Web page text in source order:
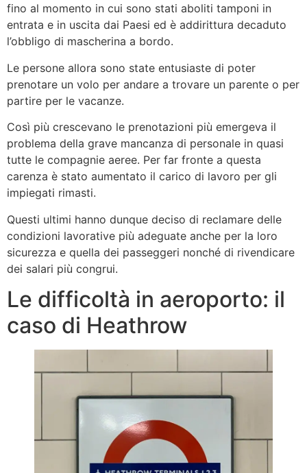
fino al momento in cui sono stati aboliti tamponi in
entrata e in uscita dai Paesi ed è addirittura decaduto
l’obbligo di mascherina a bordo.
Le persone allora sono state entusiaste di poter
prenotare un volo per andare a trovare un parente o per
partire per le vacanze.
Così più crescevano le prenotazioni più emergeva il
problema della grave mancanza di personale in quasi
tutte le compagnie aeree. Per far fronte a questa
carenza è stato aumentato il carico di lavoro per gli
impiegati rimasti.
Questi ultimi hanno dunque deciso di reclamare delle
condizioni lavorative più adeguate anche per la loro
sicurezza e quella dei passeggeri nonché di rivendicare
dei salari più congrui.
Le difficoltà in aeroporto: il
caso di Heathrow